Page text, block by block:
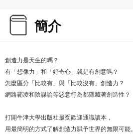
簡介
創造力是天生的嗎？
有「想像力」和「好奇心」就是有創意嗎？
怎麼區分「比較有」與「比較沒有」創造力？
網路霸凌和陰謀論等惡意行為都隱藏著創造性？
打開牛津大學出版社最受歡迎通識讀本，
用最簡明的方式了解創造力賦予世界的無限可能。